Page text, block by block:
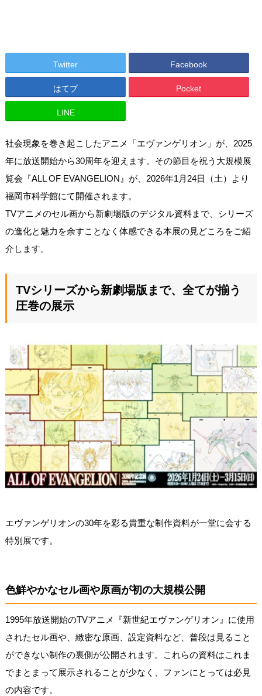
Twitter Facebook
はてブ Pocket
LINE
社会現象を巻き起こしたアニメ「エヴァンゲリオン」が、2025
年に放送開始から30周年を迎えます。その節目を祝う大規模展
覧会『ALL OF EVANGELION』が、2026年1月24日（土）より
福岡市科学館にて開催されます。
TVアニメのセル画から新劇場版のデジタル資料まで、シリーズ
の進化と魅力を余すことなく体感できる本展の見どころをご紹
介します。
TVシリーズから新劇場版まで、全てが揃う
圧巻の展示
エヴァンゲリオンの30年を彩る貴重な制作資料が一堂に会する
特別展です。
色鮮やかなセル画や原画が初の大規模公開
1995年放送開始のTVアニメ『新世紀エヴァンゲリオン』に使用
されたセル画や、緻密な原画、設定資料など、普段は見ること
ができない制作の裏側が公開されます。これらの資料はこれま
でまとまって展示されることが少なく、ファンにとっては必見
の内容です。